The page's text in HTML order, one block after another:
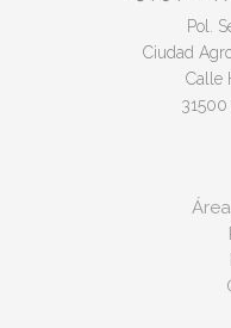
Pol.
Ciudad
Calle
31500